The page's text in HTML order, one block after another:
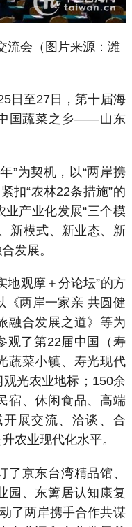
流会（图片来源：潍
至27日，第十届海
国蔬菜之乡——山东
为契机，以“两岸携
扣“农林22条措施”的
产业化发展“三个模
新模式、新业态、新
发展。
观摩＋分论坛”的方
《两岸一家亲 共圆健
融合发展之道》等为
观了第22届中国（寿
蔬菜小镇、寿光现代
光农业地标；150余
宿、休闲食品、高端
展交流、洽谈、合
农业现代化水平。
京东台湾精品馆、
园、东篱居认知康复
了两岸携手合作共谋